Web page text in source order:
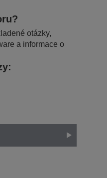
otázky,
a informace o